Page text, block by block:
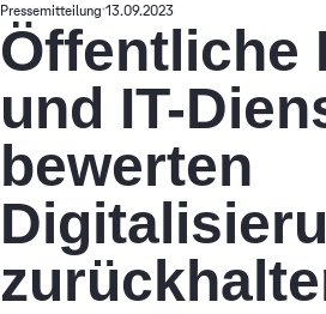
Pressemitteilung 13.09.2023
Öffentliche
und IT-
bewerten